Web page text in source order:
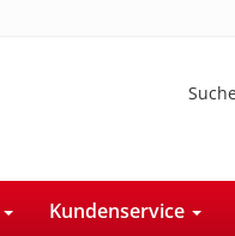
Kundenservice